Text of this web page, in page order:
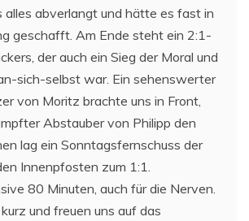
abverlangt und hätte es fast in
geschafft. Am Ende steht ein 2:1-
der auch ein Sieg der Moral und
sich-selbst war. Ein sehenswerter
von Moritz brachte uns in Front,
Abstauber von Philipp den
lag ein Sonntagsfernschuss der
Innenpfosten zum 1:1.
80 Minuten, auch für die Nerven.
und freuen uns auf das